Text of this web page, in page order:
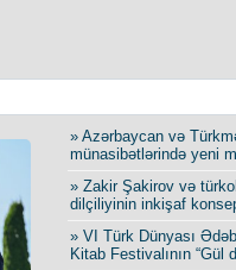
» Azərbaycan və
münasibətlərində yeni
» Zakir Şakirov və
dilçiliyinin inkişaf
» VI Türk Dünyası
Kitab Festivalının “Gül